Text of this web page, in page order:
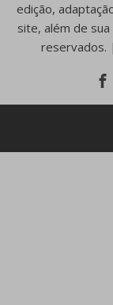
edição,
site, além de
reservados.